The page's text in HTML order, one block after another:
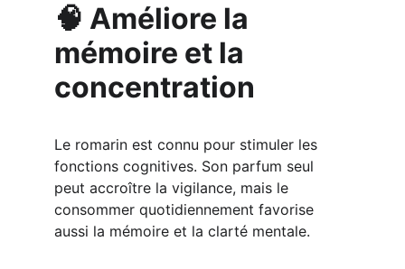
🧠 Améliore la
mémoire et la
concentration
Le romarin est connu pour stimuler les
fonctions cognitives. Son parfum seul
peut accroître la vigilance, mais le
consommer quotidiennement favorise
aussi la mémoire et la clarté mentale.